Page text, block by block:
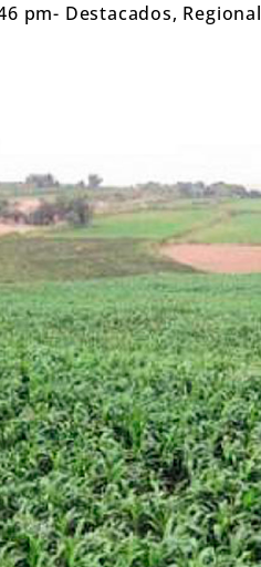
pm- Destacados, Regional